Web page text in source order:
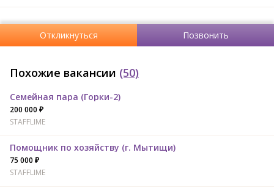
Откликнуться Позвонить
Похожие вакансии (50)
Семейная пара (Горки-2)
200 000 ₽
STAFFLIME
Помощник по хозяйству (г. Мытищи)
75 000 ₽
STAFFLIME